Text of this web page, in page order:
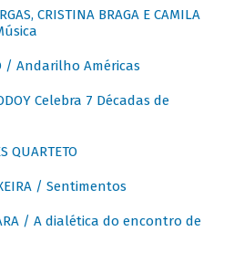
CRISTINA BRAGA E CAMILA
/ Andarilho Américas
Celebra 7 Décadas de
QUARTETO
/ Sentimentos
/ A dialética do encontro de